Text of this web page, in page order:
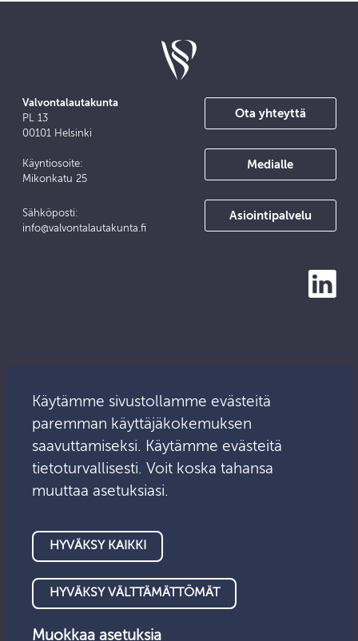
Valvontalautakunta
PL 13
00101 Helsinki
Käyntiosoite:
Mikonkatu 25
Sähköposti:
info@valvontalautakunta.fi
Ota yhteyttä
Medialle
Asiointipalvelu
© Valvontalautakunta 2026
Käytämme sivustollamme evästeitä
paremman käyttäjäkokemuksen
saavuttamiseksi. Käytämme evästeitä
tietoturvallisesti. Voit koska tahansa
muuttaa asetuksiasi.
HYVÄKSY VÄLTTÄMÄTTÖMÄT
HYVÄKSY KAIKKI
Muokkaa asetuksia